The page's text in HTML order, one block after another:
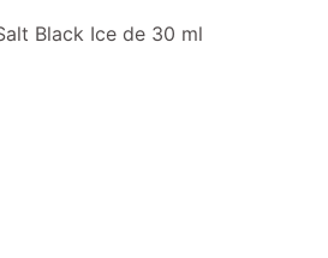
Black Ice de 30 ml